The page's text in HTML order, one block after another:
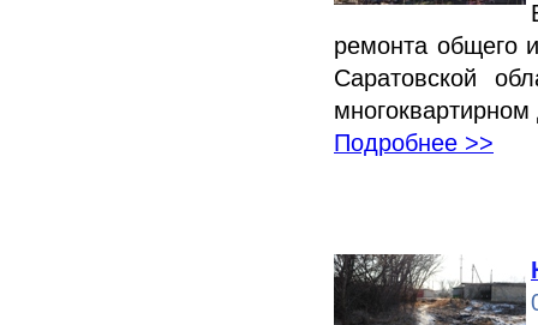
ремонта общего
Саратовской
Подробнее >>